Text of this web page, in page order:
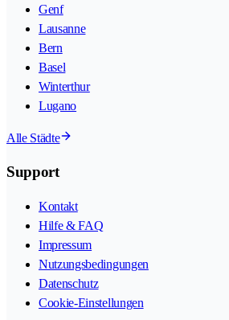
Genf
Lausanne
Bern
Basel
Winterthur
Lugano
Alle Städte
Support
Kontakt
Hilfe & FAQ
Impressum
Nutzungsbedingungen
Datenschutz
Cookie-Einstellungen